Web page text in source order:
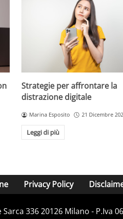
Strategie per affrontare la
distrazione digitale
Marina Esposito 21 Dicembre
Leggi di più
Privacy Policy
336 20126 Milano - P.Iva